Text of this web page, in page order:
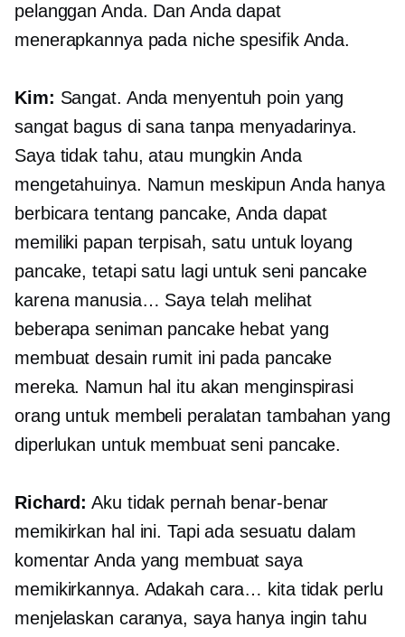
pelanggan Anda. Dan Anda dapat
menerapkannya pada niche spesifik Anda.
Kim: Sangat. Anda menyentuh poin yang
sangat bagus di sana tanpa menyadarinya.
Saya tidak tahu, atau mungkin Anda
mengetahuinya. Namun meskipun Anda hanya
berbicara tentang pancake, Anda dapat
memiliki papan terpisah, satu untuk loyang
pancake, tetapi satu lagi untuk seni pancake
karena manusia… Saya telah melihat
beberapa seniman pancake hebat yang
membuat desain rumit ini pada pancake
mereka. Namun hal itu akan menginspirasi
orang untuk membeli peralatan tambahan yang
diperlukan untuk membuat seni pancake.
Richard: Aku tidak pernah benar-benar
memikirkan hal ini. Tapi ada sesuatu dalam
komentar Anda yang membuat saya
memikirkannya. Adakah cara… kita tidak perlu
menjelaskan caranya, saya hanya ingin tahu